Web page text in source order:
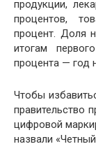
продукции,
процентов,
процент. Доля
итогам
процента — год
Чтобы
правительство
цифровой
назвали